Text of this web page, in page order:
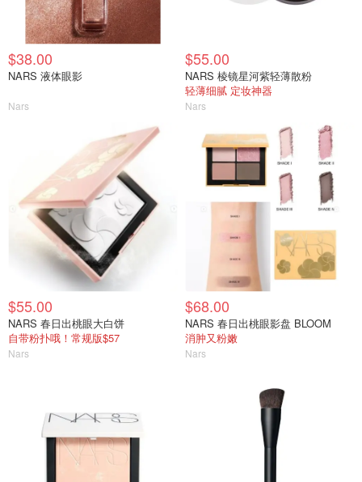
$38.00
NARS 液体眼影
Nars
$55.00
NARS 棱镜星河紫轻薄散粉
轻薄细腻 定妆神器
Nars
$55.00
NARS 春日出桃眼大白饼
自带粉扑哦！常规版$57
Nars
$68.00
NARS 春日出桃眼影盘 BLOOM
消肿又粉嫩
Nars